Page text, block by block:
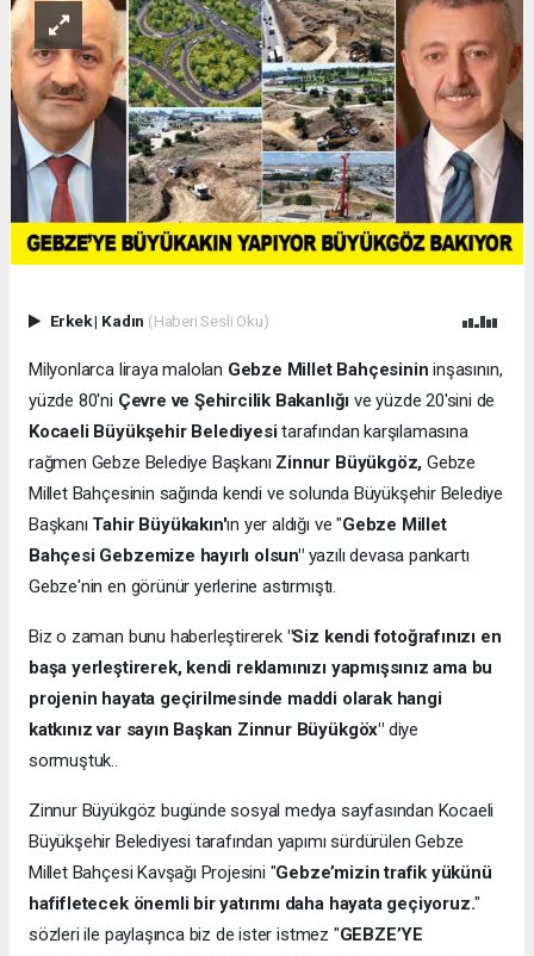
Erkek| Kadın (Haberi Sesli Oku)
Milyonlarca liraya malolan Gebze Millet Bahçesinin inşasının,
yüzde 80'ni Çevre ve Şehircilik Bakanlığı ve yüzde 20'sini de
Kocaeli Büyükşehir Belediyesitarafından karşılamasına
rağmen Gebze Belediye Başkanı Zinnur Büyükgöz, Gebze
Millet Bahçesinin sağında kendi ve solunda Büyükşehir Belediye
Başkanı Tahir Büyükakın'ın yer aldığı ve "Gebze Millet
Bahçesi Gebzemize hayırlı olsun"yazılı devasa pankartı
Gebze'nin en görünür yerlerine astırmıştı.
Biz o zaman bunu haberleştirerek "Siz kendi fotoğrafınızı en
başa yerleştirerek, kendi reklamınızı yapmışsınız ama bu
projenin hayata geçirilmesinde maddi olarak hangi
katkınız var sayın Başkan Zinnur Büyükgöx" diye
sormuştuk..
Zinnur Büyükgöz bugünde sosyal medya sayfasından Kocaeli
Büyükşehir Belediyesi tarafından yapımı sürdürülen Gebze
Millet Bahçesi Kavşağı Projesini "Gebze’mizin trafik yükünü
hafifletecek önemli bir yatırımı daha hayata geçiyoruz."
sözleri ile paylaşınca biz de ister istmez "GEBZE’YE